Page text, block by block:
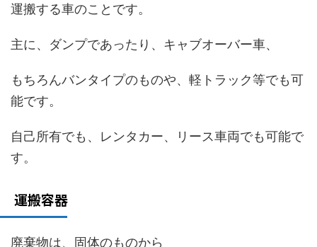
運搬する車のことです。
主に、ダンプであったり、キャブオーバー車、
もちろんバンタイプのものや、軽トラック等でも可
能です。
自己所有でも、レンタカー、リース車両でも可能で
す。
運搬容器
廃棄物は、固体のものから